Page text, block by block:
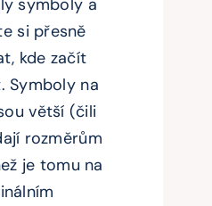
si přesně
kde začít
Symboly na
větší (čili
rozměrům
je tomu na